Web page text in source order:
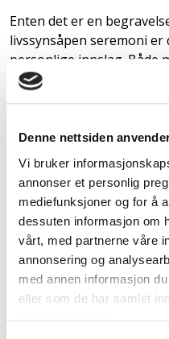
Denne nettsiden
Vi bruker
annonser et personlig
mediefunksjoner og for å
dessuten informasjon om
vårt, med partnerne våre
annonsering og
med annen informasjon
eller som de har samlet
Enten det er en
livssynsåpen seremoni er
personlige innslag. Både
og blomsterhilsener er
hvem som skal lede
et familiemedlem eller en
byråer kan være
anbefaler gjerne en
i tillegg til å regissere
spesifikk person i tankene.
Humanistisk